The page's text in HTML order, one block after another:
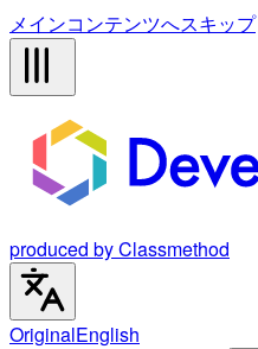
メインコンテンツへスキップ
produced by Classmethod
OriginalEnglish